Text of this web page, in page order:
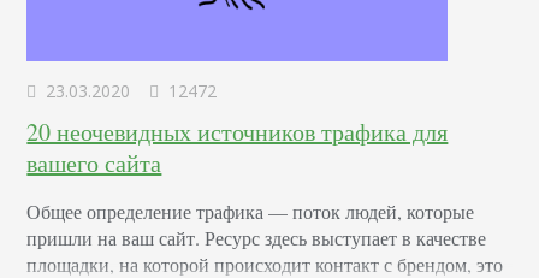
23.03.2020 12472
20 неочевидных источников трафика для
вашего сайта
Общее определение трафика — поток людей, которые
пришли на ваш сайт. Ресурс здесь выступает в качестве
площадки, на которой происходит контакт с брендом, это